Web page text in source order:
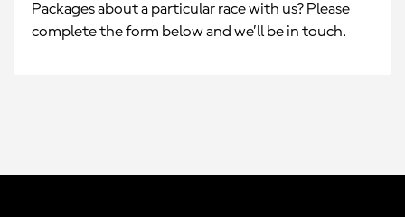
Packages about a particular race with us? Please
complete the form below and we’ll be in touch.